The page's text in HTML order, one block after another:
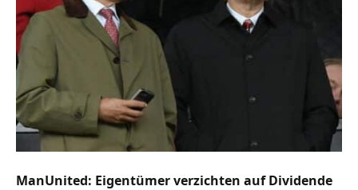
ManUnited: Eigentümer verzichten auf Dividende